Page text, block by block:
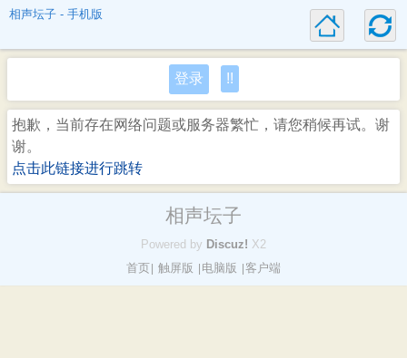
相声坛子 - 手机版
登录 !!
抱歉，当前存在网络问题或服务器繁忙，请您稍候再试。谢
谢。
点击此链接进行跳转
相声坛子
Powered by Discuz! X2
首页 触屏版 电脑版 客户端